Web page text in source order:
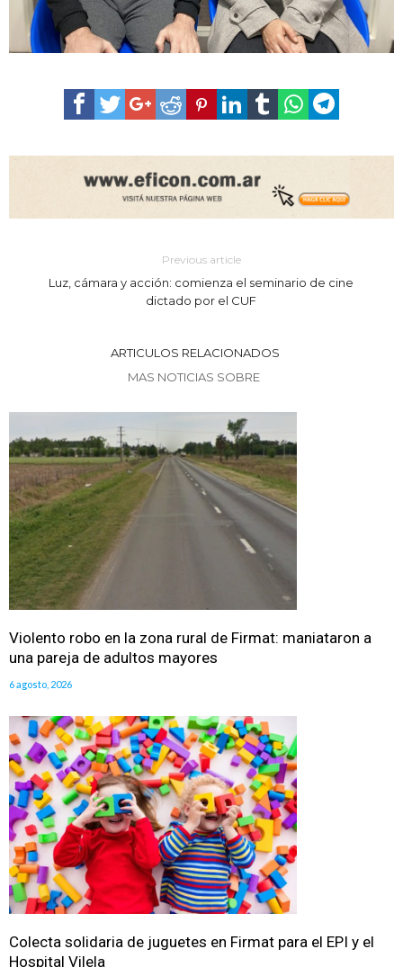
Previous article
Luz, cámara y acción: comienza el seminario de cine
dictado por el CUF
ARTICULOS RELACIONADOS
MAS NOTICIAS SOBRE
Violento robo en la zona rural de Firmat: maniataron a
una pareja de adultos mayores
6 agosto, 2026
Colecta solidaria de juguetes en Firmat para el EPI y el
Hospital Vilela